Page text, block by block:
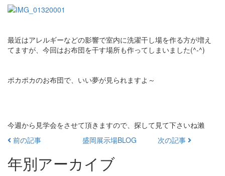
最近はアレルギーなどの影響で室内に洗濯干し場を作る方が増え
てますが、今回はお布団を干す場所も作ってしまいました(^-^)
ポカポカのお布団で、いい夢が見られますよ～
今週から見学会をさせて頂きますので、探して見て下さいね瀨
前の記事
盛岡展示場BLOG 次の記事
年別アーカイブ